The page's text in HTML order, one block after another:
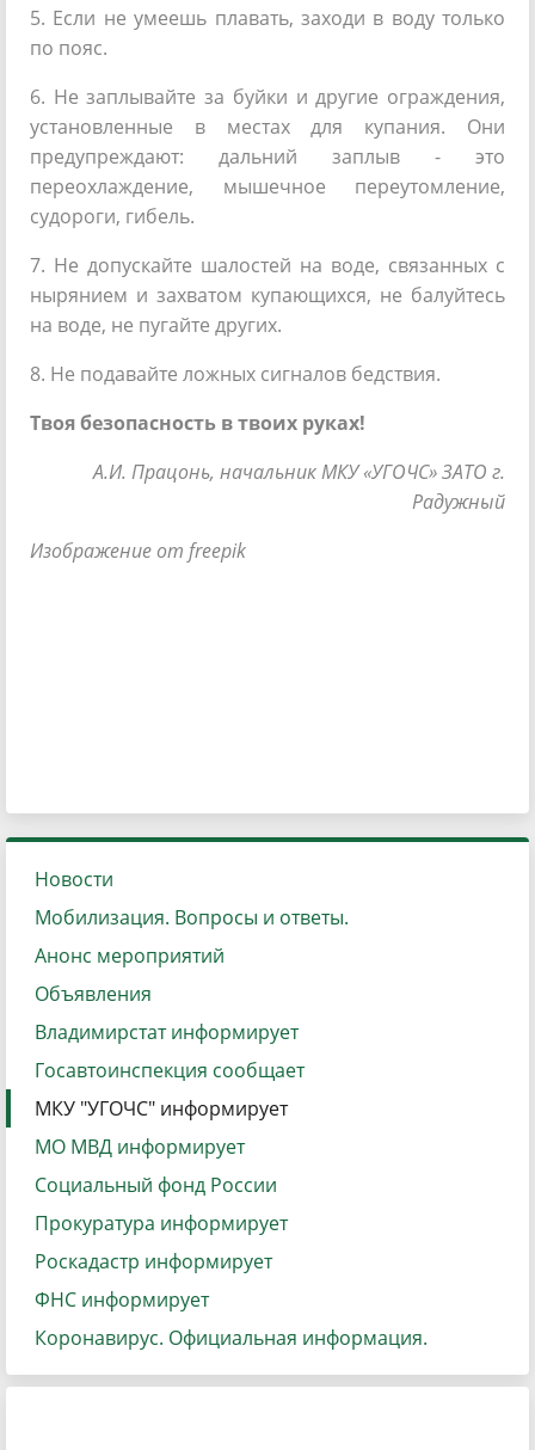
5. Если не умеешь плавать, заходи в воду только
по пояс.
6. Не заплывайте за буйки и другие ограждения,
установленные в местах для купания. Они
предупреждают: дальний заплыв - это
переохлаждение, мышечное переутомление,
судороги, гибель.
7. Не допускайте шалостей на воде, связанных с
нырянием и захватом купающихся, не балуйтесь
на воде, не пугайте других.
8. Не подавайте ложных сигналов бедствия.
Твоя безопасность в твоих руках!
А.И. Працонь, начальник МКУ «УГОЧС» ЗАТО г.
Радужный
Изображение от freepik
Новости
Мобилизация. Вопросы и ответы.
Анонс мероприятий
Объявления
Владимирстат информирует
Госавтоинспекция сообщает
МКУ "УГОЧС" информирует
МО МВД информирует
Социальный фонд России
Прокуратура информирует
Роскадастр информирует
ФНС информирует
Коронавирус. Официальная информация.